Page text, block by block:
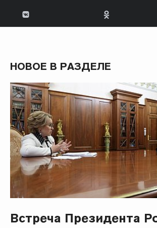
НОВОЕ В РАЗДЕЛЕ
Встреча Президента